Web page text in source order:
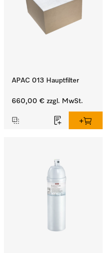
APAC 013 Hauptfilter
660,00 € zzgl. MwSt.